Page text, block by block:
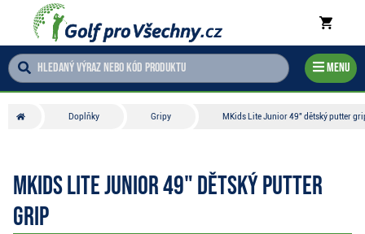
Menu
Doplňky Gripy MKids Lite Junior 49" dětský putter
MKids Lite Junior 49" dětský putter
grip